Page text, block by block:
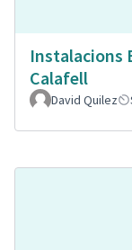
Instalacions
Calafell
David Quilez